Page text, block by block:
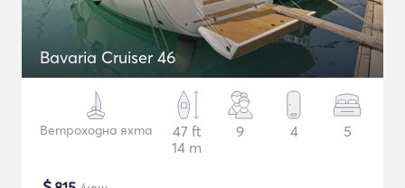
Bavaria Cruiser 46
Ветроходна яхта
47 ft
14 m
9 4 5